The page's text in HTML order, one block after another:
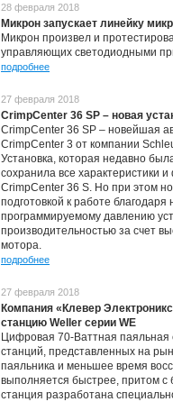
28 февраля 2018
Микрон запускает линейку
Микрон произвел и
управляющих светодиодными
подробнее
27 февраля 2018
CrimpCenter 36 SP – новая
CrimpCenter 36 SP – новейшая
CrimpCenter 3 от компании
Установка, которая недавно
сохранила все
CrimpCenter 36 S. Но при этом
подготовкой к работе
программируемому давлению
производительностью за счет
мотора.
подробнее
27 февраля 2018
Компания «Клевер
станцию Weller серии WE
Цифровая 70-Ваттная
станций, представленных на
паяльника и меньшее время
выполняется быстрее, притом
станция разработана